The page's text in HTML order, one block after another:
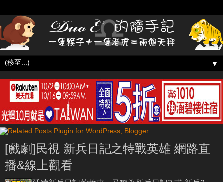
▼
[戲劇]民視 新兵日記之特戰英雄 網路直
播&線上觀看